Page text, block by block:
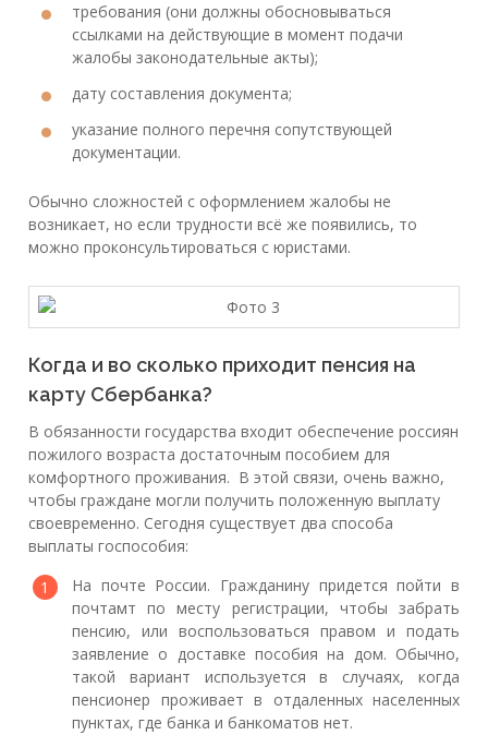
требования (они должны обосновываться
ссылками на действующие в момент подачи
жалобы законодательные акты);
дату составления документа;
указание полного перечня сопутствующей
документации.
Обычно сложностей с оформлением жалобы не
возникает, но если трудности всё же появились, то
можно проконсультироваться с юристами.
Когда и во сколько приходит пенсия на
карту Сбербанка?
В обязанности государства входит обеспечение россиян
пожилого возраста достаточным пособием для
комфортного проживания. В этой связи, очень важно,
чтобы граждане могли получить положенную выплату
своевременно. Сегодня существует два способа
выплаты госпособия:
На почте России. Гражданину придется пойти в
почтамт по месту регистрации, чтобы забрать
пенсию, или воспользоваться правом и подать
заявление о доставке пособия на дом. Обычно,
такой вариант используется в случаях, когда
пенсионер проживает в отдаленных населенных
пунктах, где банка и банкоматов нет.